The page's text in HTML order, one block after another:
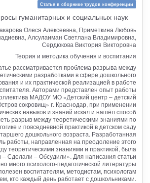
Статья в сборнике трудов конференции
гуманитарных и социальных наук
Олеся Алексеевна, Приметкина Любовь
Алсулаиман Светлана Владимировна,
Сердюкова Виктория Викторовна
Теория и методика обучения и воспитания
рассматривается проблема разрыва между
разработками в сфере дошкольного
и их практической реализацией в работе
Авторами представлен опыт работы
МАДОУ МО «Детский центр – детский
сокровищ» г. Краснодар, при применении
навыков и знаний искал и нашёл способ
разрыв между теоретическими знаниями по
и повседневной практикой в детском саду
дошкольного возраста. Разработанная
работы, направленная на преодоление этого
теоретическими знаниями и практикой, была
Сделали – Обсудили». Для написания статьи
много психолого-педагогической литературы
воспитателям, методистам, психологам
кто каждый день работает с дошкольниками.